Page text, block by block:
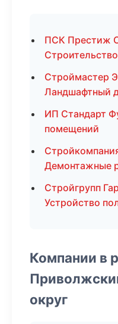
ПСК Престиж
Строймастер
Ландшафтный
ИП Стандарт
помещений
Демонтажные
Стройгрупп
Устройство
Компании в
округ